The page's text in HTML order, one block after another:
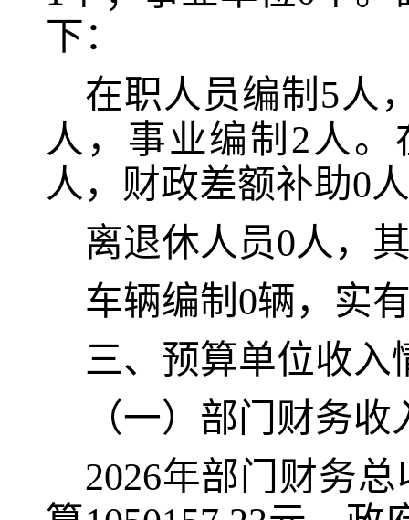
下：
在职人员编制 5人
人 ， 事业编制 2 人。
人，财政差额补助0
离退休人员0人，
车辆编制 0辆，实
三、预算单位收入
（一）部门财务收
2026年部门财务总